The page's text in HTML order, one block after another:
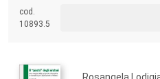
custodia della Memoria e all’esercizio
cod.
10893.5
Rosangela